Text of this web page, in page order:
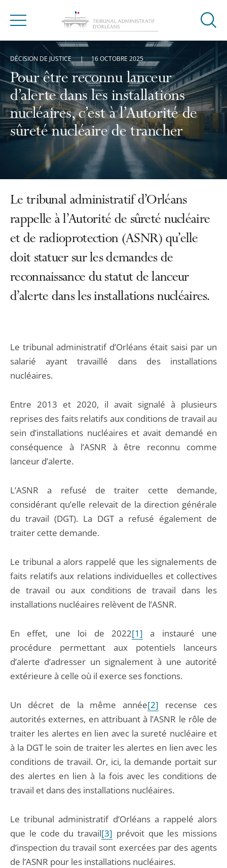
Menu
Ouvrir
de
Pour être reconnu lanceur
d’alerte dans les installations
nucléaires, c’est à l’Autorité de
sûreté nucléaire de trancher
DÉCISION DE JUSTICE 16 OCTOBRE 2025
Le tribunal administratif d’Orléans
rappelle à l’Autorité de sûreté nucléaire
et de radioprotection (ASNR) qu’elle
doit statuer sur les demandes de
reconnaissance du statut de lanceur
d’alerte dans les installations nucléaires.
Le tribunal administratif d’Orléans était saisi par un
salarié ayant travaillé dans des installations
nucléaires.
Entre 2013 et 2020, il avait signalé à plusieurs
reprises des faits relatifs aux conditions de travail au
sein d’installations nucléaires et avait demandé en
conséquence à l’ASNR à être reconnu comme
lanceur d’alerte.
L’ASNR a refusé de traiter cette demande,
considérant qu’elle relevait de la direction générale
du travail (DGT). La DGT a refusé également de
traiter cette demande.
Le tribunal a alors rappelé que les signalements de
faits relatifs aux relations individuelles et collectives
de travail ou aux conditions de travail dans les
installations nucléaires relèvent de l’ASNR.
En effet, une loi de 2022[1] a instauré une
procédure permettant aux potentiels lanceurs
d’alerte d’adresser un signalement à une autorité
extérieure à celle où il exerce ses fonctions.
Un décret de la même année[2] recense ces
autorités externes, en attribuant à l’ASNR le rôle de
traiter les alertes en lien avec la sureté nucléaire et
à la DGT le soin de traiter les alertes en lien avec les
conditions de travail. Or, ici, la demande portait sur
des alertes en lien à la fois avec les conditions de
travail et dans des installations nucléaires.
Le tribunal administratif d’Orléans a rappelé alors
que le code du travail[3] prévoit que les missions
d’inspection du travail sont exercées par des agents
de l’ASNR pour les installations nucléaires.